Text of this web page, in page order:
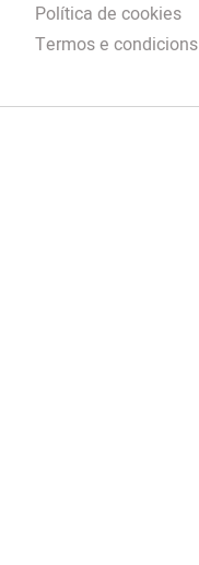
Política de cookies
Termos e condicions